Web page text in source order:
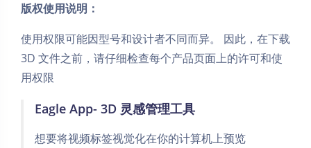
版权使用说明：
使用权限可能因型号和设计者不同而异。 因此，在下载
3D 文件之前，请仔细检查每个产品页面上的许可和使
用权限
Eagle App- 3D 灵感管理工具
想要将视频标签视觉化在你的计算机上预览